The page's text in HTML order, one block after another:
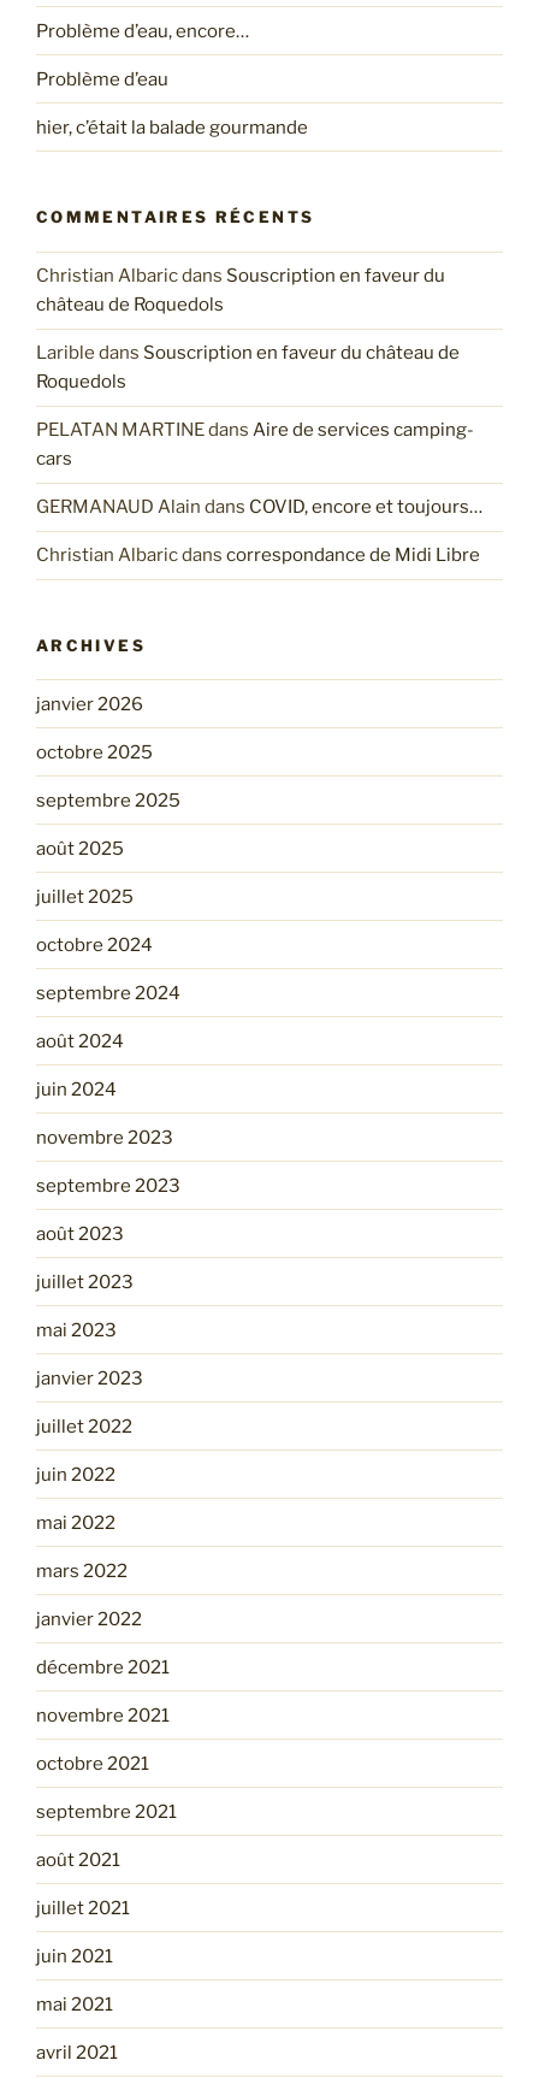
Problème d’eau, encore…
Problème d’eau
hier, c’était la balade gourmande
COMMENTAIRES RÉCENTS
Christian Albaricdans Souscription en faveur du
château de Roquedols
Larible dans Souscription en faveur du château de
Roquedols
PELATAN MARTINEdans Aire de services camping-
cars
GERMANAUD Alain dans COVID, encore et toujours…
Christian Albaricdans correspondance de Midi Libre
ARCHIVES
janvier 2026
octobre 2025
septembre 2025
août 2025
juillet 2025
octobre 2024
septembre 2024
août 2024
juin 2024
novembre 2023
septembre 2023
août 2023
juillet 2023
mai 2023
janvier 2023
juillet 2022
juin 2022
mai 2022
mars 2022
janvier 2022
décembre 2021
novembre 2021
octobre 2021
septembre 2021
août 2021
juillet 2021
juin 2021
mai 2021
avril 2021